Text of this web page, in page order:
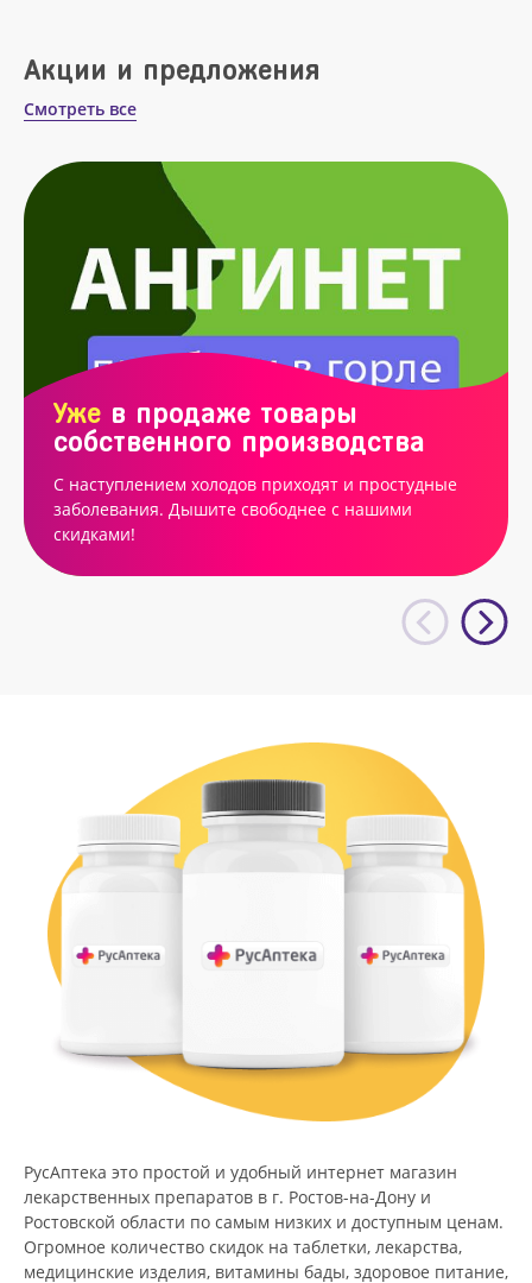
Акции и предложения
Смотреть все
Уже в продаже товары
собственного производства
С наступлением холодов приходят и простудные
заболевания. Дышите свободнее с нашими
скидками!
РусАптека это простой и удобный интернет магазин
лекарственных препаратов в г. Ростов-на-Дону и
Ростовской области по самым низких и доступным ценам.
Огромное количество скидок на таблетки, лекарства,
медицинские изделия, витамины бады, здоровое питание,